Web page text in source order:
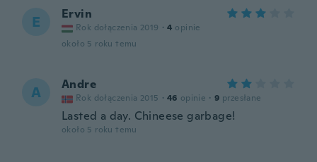
E Ervin
Rok dołączenia 2019 · 4 opinie
około 5 roku temu
A Andre
Rok dołączenia 2015 · 46 opinie · 9 przesłane
Lasted a day. Chineese garbage!
około 5 roku temu